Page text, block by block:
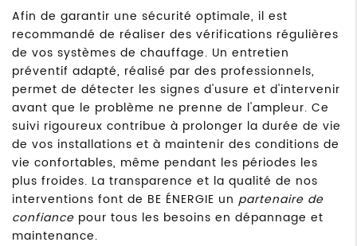
Afin de garantir une sécurité optimale, il est
recommandé de réaliser des vérifications régulières
de vos systèmes de chauffage. Un entretien
préventif adapté, réalisé par des professionnels,
permet de détecter les signes d'usure et d'intervenir
avant que le problème ne prenne de l'ampleur. Ce
suivi rigoureux contribue à prolonger la durée de vie
de vos installations et à maintenir des conditions de
vie confortables, même pendant les périodes les
plus froides. La transparence et la qualité de nos
interventions font de BE ÉNERGIE un partenaire de
confiance pour tous les besoins en dépannage et
maintenance.